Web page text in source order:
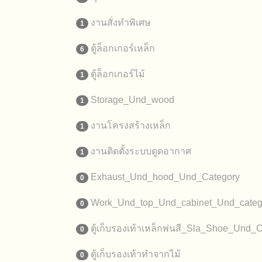
1 งานสั่งทำพิเศษ
6 ตู้ล็อกเกอร์เหล็ก
1 ตู้ล็อกเกอร์ไม้
1 Storage_Und_wood
1 งานโครงสร้างเหล็ก
1 งานติดตั้งระบบดูดอากาศ
0 Exhaust_Und_hood_Und_Category
0
0 ตู้เก็บรองเท้าเหล็กพ่นสี
0 ตู้เก็บรองเท้าทำจากไม้